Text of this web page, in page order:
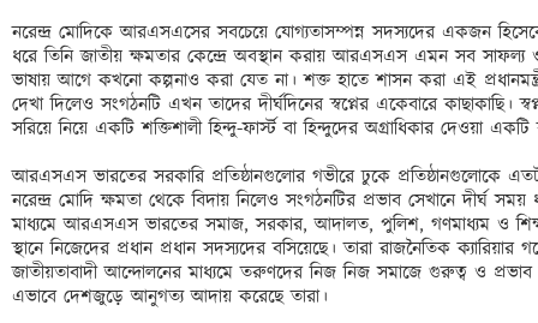
নরেন্দ্র মোদিকে আরএসএসের সবচেয়ে যোগ্যতাসম্পন্ন সদস্যদের একজন
ধরে তিনি জাতীয় ক্ষমতার কেন্দ্রে অবস্থান করায় আরএসএস এমন সব সাফল্য
ভাষায় আগে কখনো কল্পনাও করা যেত না। শক্ত হাতে শাসন করা এই
দেখা দিলেও সংগঠনটি এখন তাদের দীর্ঘদিনের স্বপ্নের একেবারে কাছাকাছি।
সরিয়ে নিয়ে একটি শক্তিশালী হিন্দু-ফার্স্ট বা হিন্দুদের অগ্রাধিকার দেওয়া একটি
আরএসএস ভারতের সরকারি প্রতিষ্ঠানগুলোর গভীরে ঢুকে প্রতিষ্ঠানগুলোকে
নরেন্দ্র মোদি ক্ষমতা থেকে বিদায় নিলেও সংগঠনটির প্রভাব সেখানে দীর্ঘ
মাধ্যমে আরএসএস ভারতের সমাজ, সরকার, আদালত, পুলিশ, গণমাধ্যম ও
স্থানে নিজেদের প্রধান প্রধান সদস্যদের বসিয়েছে। তারা রাজনৈতিক
জাতীয়তাবাদী আন্দোলনের মাধ্যমে তরুণদের নিজ নিজ সমাজে গুরুত্ব ও
এভাবে দেশজুড়ে আনুগত্য আদায় করেছে তারা।